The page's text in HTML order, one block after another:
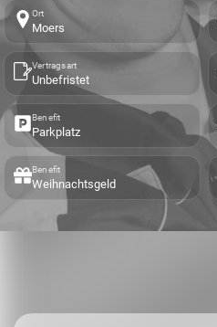
Ort
Moers
Vertragsart
Unbefristet
Benefit
Parkplatz
Benefit
Weihnachtsgeld